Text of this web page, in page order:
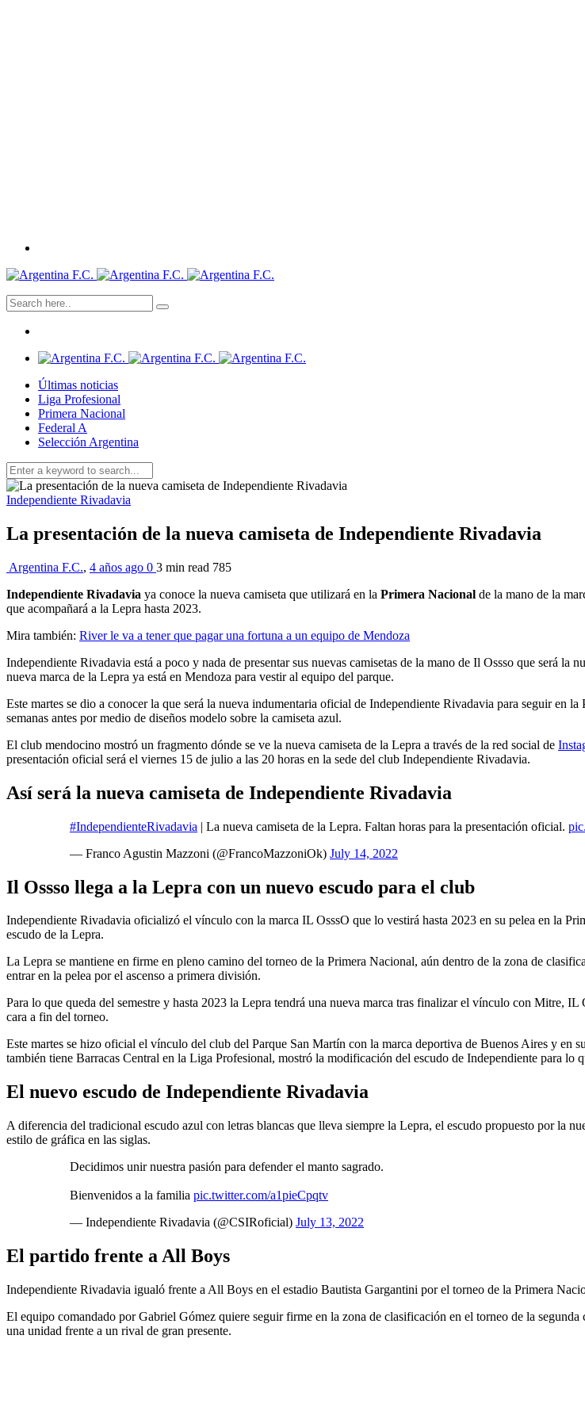
Últimas noticias
Liga Profesional
Primera Nacional
Federal A
Selección Argentina
Independiente Rivadavia
La presentación de la nueva camiseta de Independiente Rivadavia
Argentina F.C., 4 años ago 0 3 min read 785
Independiente Rivadavia ya conoce la nueva camiseta que utilizará en la Primera Nacional de la mano de la
que acompañará a la Lepra hasta 2023.
Mira también: River le va a tener que pagar una fortuna a un equipo de Mendoza
Independiente Rivadavia está a poco y nada de presentar sus nuevas camisetas de la mano de Il Ossso que será
nueva marca de la Lepra ya está en Mendoza para vestir al equipo del parque.
Este martes se dio a conocer la que será la nueva indumentaria oficial de Independiente Rivadavia para seguir en
semanas antes por medio de diseños modelo sobre la camiseta azul.
El club mendocino mostró un fragmento dónde se ve la nueva camiseta de la Lepra a través de la red social de
presentación oficial será el viernes 15 de julio a las 20 horas en la sede del club Independiente Rivadavia.
Así será la nueva camiseta de Independiente Rivadavia
#IndependienteRivadavia | La nueva camiseta de la Lepra. Faltan horas para la presentación oficial.
— Franco Agustin Mazzoni (@FrancoMazzoniOk) July 14, 2022
Il Ossso llega a la Lepra con un nuevo escudo para el club
Independiente Rivadavia oficializó el vínculo con la marca IL OsssO que lo vestirá hasta 2023 en su pelea en la
escudo de la Lepra.
La Lepra se mantiene en firme en pleno camino del torneo de la Primera Nacional, aún dentro de la zona de
entrar en la pelea por el ascenso a primera división.
Para lo que queda del semestre y hasta 2023 la Lepra tendrá una nueva marca tras finalizar el vínculo con Mitre,
cara a fin del torneo.
Este martes se hizo oficial el vínculo del club del Parque San Martín con la marca deportiva de Buenos Aires y en
también tiene Barracas Central en la Liga Profesional, mostró la modificación del escudo de Independiente para lo
El nuevo escudo de Independiente Rivadavia
A diferencia del tradicional escudo azul con letras blancas que lleva siempre la Lepra, el escudo propuesto por la
estilo de gráfica en las siglas.
Decidimos unir nuestra pasión para defender el manto sagrado.
Bienvenidos a la familia pic.twitter.com/a1pieCpqtv
— Independiente Rivadavia (@CSIRoficial) July 13, 2022
El partido frente a All Boys
Independiente Rivadavia igualó frente a All Boys en el estadio Bautista Gargantini por el torneo de la Primera
El equipo comandado por Gabriel Gómez quiere seguir firme en la zona de clasificación en el torneo de la
una unidad frente a un rival de gran presente.